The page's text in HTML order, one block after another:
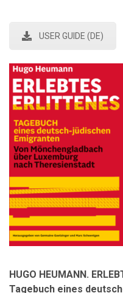
USER GUIDE (DE)
HUGO HEUMANN.
Tagebuch eines